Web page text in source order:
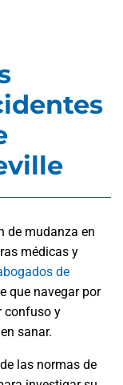
de mudanza en
médicas y
de
que navegar por
confuso y
sanar.
las normas de